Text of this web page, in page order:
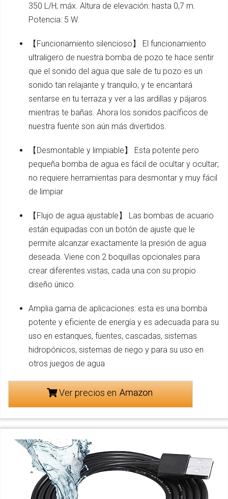
350 L/H; máx. Altura de elevación: hasta 0,7 m.
Potencia: 5 W.
【Funcionamiento silencioso】 El funcionamiento
ultraligero de nuestra bomba de pozo te hace sentir
que el sonido del agua que sale de tu pozo es un
sonido tan relajante y tranquilo, y te encantará
sentarse en tu terraza y ver a las ardillas y pájaros
mientras te bañas. Ahora los sonidos pacíficos de
nuestra fuente son aún más divertidos.
【Desmontable y limpiable】 Esta potente pero
pequeña bomba de agua es fácil de ocultar y ocultar;
no requiere herramientas para desmontar y muy fácil
de limpiar
【Flujo de agua ajustable】 Las bombas de acuario
están equipadas con un botón de ajuste que le
permite alcanzar exactamente la presión de agua
deseada. Viene con 2 boquillas opcionales para
crear diferentes vistas, cada una con su propio
diseño único.
Amplia gama de aplicaciones: esta es una bomba
potente y eficiente de energía y es adecuada para su
uso en estanques, fuentes, cascadas, sistemas
hidropónicos, sistemas de riego y para su uso en
otros juegos de agua
Ver precios en